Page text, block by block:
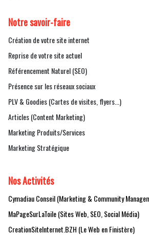
Notre savoir-faire
Création de votre site internet
Reprise de votre site actuel
Référencement Naturel (SEO)
Présence sur les réseaux sociaux
PLV & Goodies (Cartes de visites, flyers...)
Articles (Content Marketing)
Marketing Produits/Services
Marketing Stratégique
Nos Activités
Cymadiau Conseil (Marketing & Community
MaPageSurLaToile (Sites Web, SEO, Social Média)
CreationSiteInternet.BZH (Le Web en Finistère)